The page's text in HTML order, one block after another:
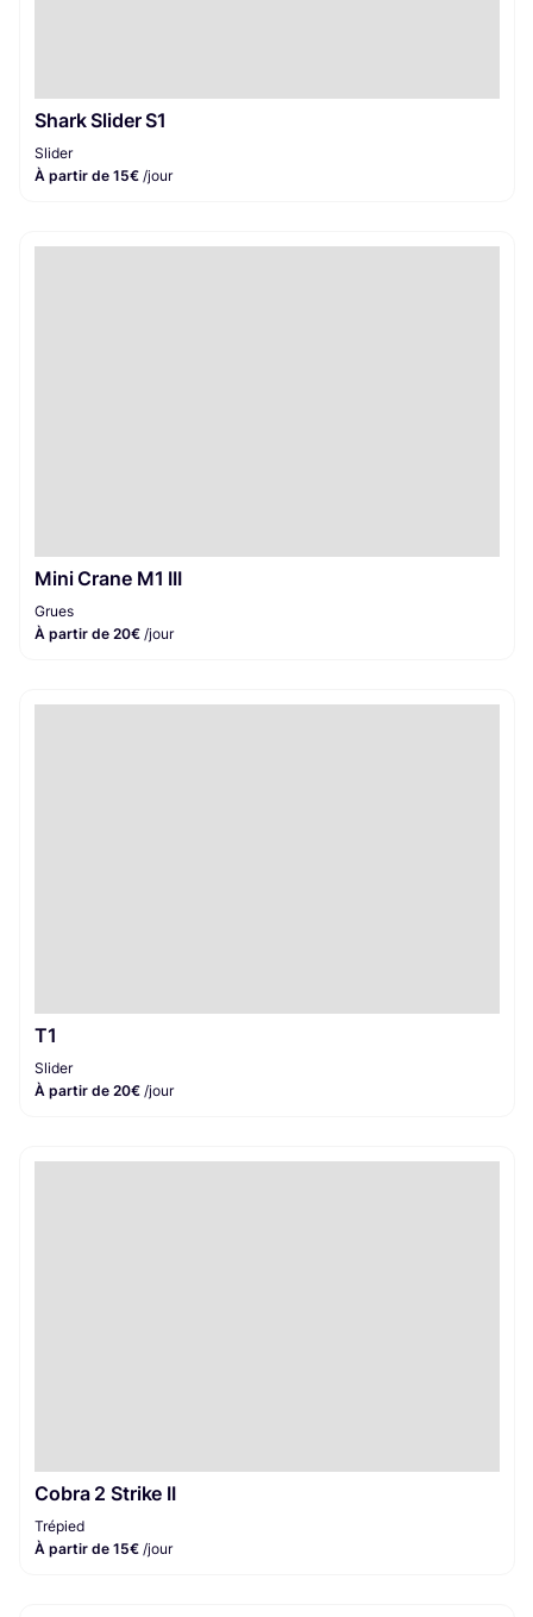
Shark Slider S1
Slider
À partir de 15€ /jour
Mini Crane M1 III
Grues
À partir de 20€ /jour
T1
Slider
À partir de 20€ /jour
Cobra 2 Strike II
Trépied
À partir de 15€ /jour